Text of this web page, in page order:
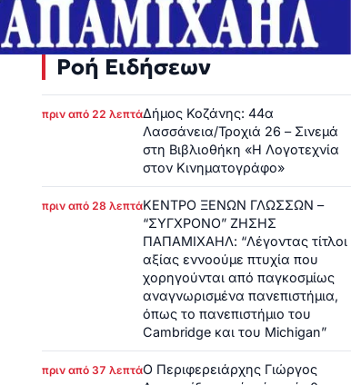
Ροή Ειδήσεων
πριν από 22 λεπτάΔήμος Κοζάνης: 44α
Λασσάνεια/Τροχιά 26 – Σινεμά
στη Βιβλιοθήκη «Η Λογοτεχνία
στον Κινηματογράφο»
πριν από 28 λεπτάΚΕΝΤΡΟ ΞΕΝΩΝ ΓΛΩΣΣΩΝ –
“ΣΥΓΧΡΟΝΟ” ΖΗΣΗΣ
ΠΑΠΑΜΙΧΑΗΛ: “Λέγοντας τίτλοι
αξίας εννοούμε πτυχία που
χορηγούνται από παγκοσμίως
αναγνωρισμένα πανεπιστήμια,
όπως το πανεπιστήμιο του
Cambridge και του Michigan”
πριν από 37 λεπτάΟ Περιφερειάρχης Γιώργος